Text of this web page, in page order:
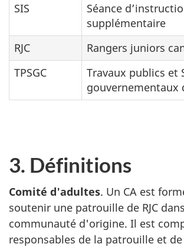
SIS
Séance
supplémentaire
RJC
Rangers juniors
TPSGC
Travaux publics et
gouvernementaux
3. Définitions
Comité d'adultes. Un CA est
soutenir une patrouille de RJC
communauté d'origine. Il est
responsables de la patrouille et